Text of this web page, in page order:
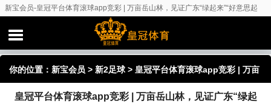
新宝会员-皇冠平台体育滚球app竞彩 | 万亩岳山林，见证广东“绿起来”“好意思起
你的位置： 新宝会员 > 新2足球 > 皇冠平台体育滚球app竞彩 | 万亩
岳山林，见证广东“绿起来”“好意思起来”
皇冠平台体育滚球app竞彩 | 万亩岳山林，见证广东“绿起